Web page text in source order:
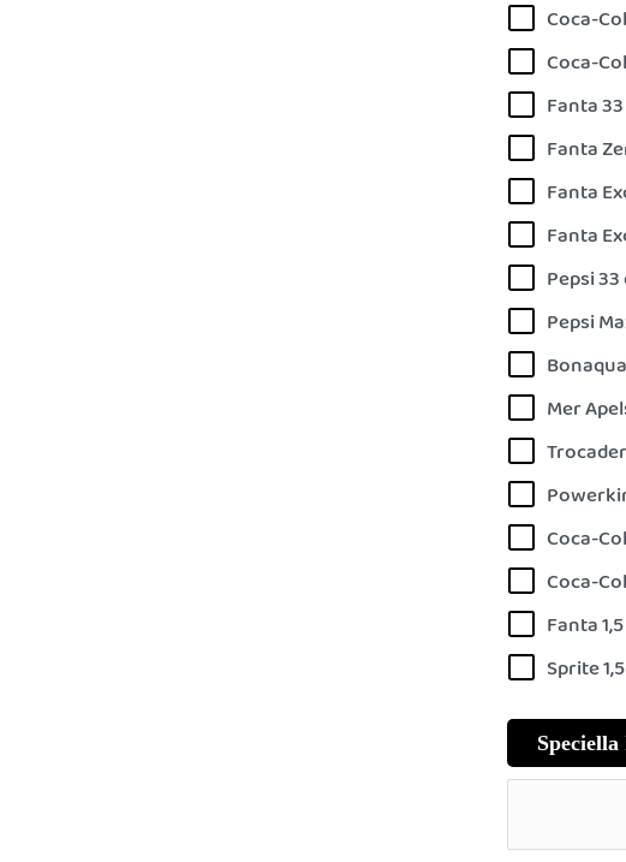
Coca-
Coca-
Fanta
Fanta
Fanta
Fanta
Pepsi 33
Pepsi
Mer
Coca-
Coca-
Fanta
Sprite